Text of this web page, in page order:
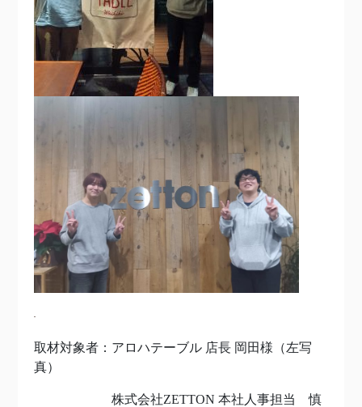
取材対象者： アロハテーブル 店長 岡田様（左写
真）
株式会社ZETTON 本社人事担当 慎